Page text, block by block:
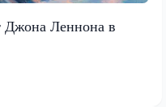
Джона Леннона в